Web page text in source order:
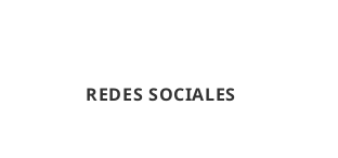
REDES SOCIALES